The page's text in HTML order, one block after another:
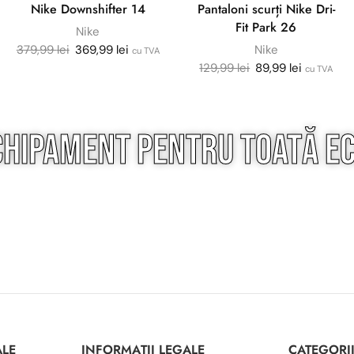
Nike Downshifter 14
Nike
379,99lei 369,99 lei cu TVA
Pantaloni scurți Nike Dri-
Fit Park 26
Nike
129,99lei 89,99 lei cu TVA
pentrutoată
INFORMAȚII LEGALE